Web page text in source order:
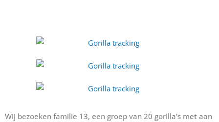
Wij bezoeken familie 13, een groep van 20 gorilla’s met aan